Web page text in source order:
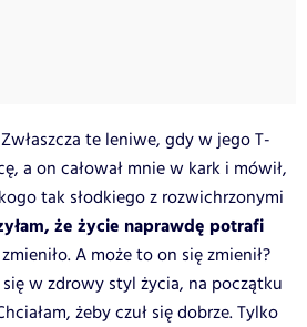
te leniwe, gdy w jego T-
a on całował mnie w kark i mówił,
tak słodkiego z rozwichrzonymi
że życie naprawdę potrafi
A może to on się zmienił?
w zdrowy styl życia, na początku
żeby czuł się dobrze. Tylko